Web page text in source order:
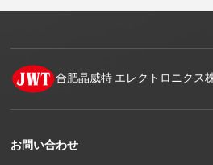
合肥晶威特 エレクトロニクス
お問い合わせ